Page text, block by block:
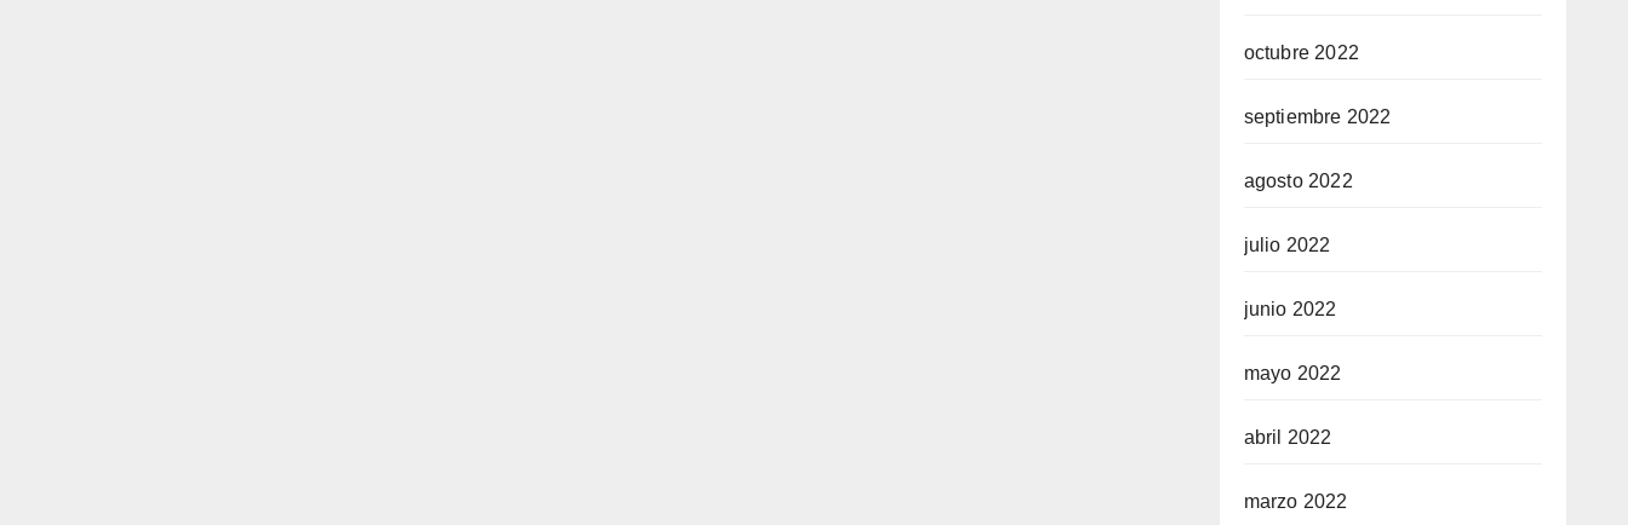
octubre 2022
septiembre 2022
agosto 2022
julio 2022
junio 2022
mayo 2022
abril 2022
marzo 2022